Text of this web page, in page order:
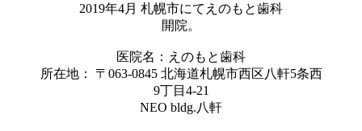
2019年4月 札幌市にてえのもと歯科
開院。
医院名：えのもと歯科
所在地： 〒063-0845 北海道札幌市西区八軒5条西
9丁目4-21
NEO bldg.八軒